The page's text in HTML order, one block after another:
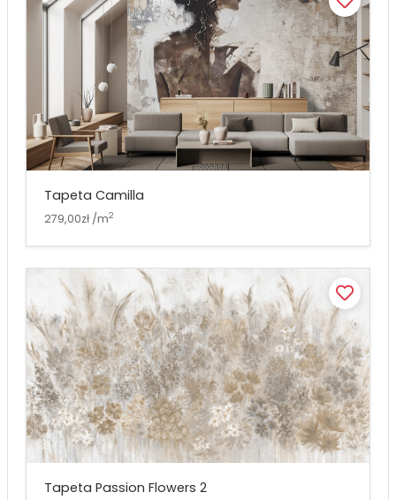
Tapeta Camilla
279,00zł /m2
Tapeta Passion Flowers 2